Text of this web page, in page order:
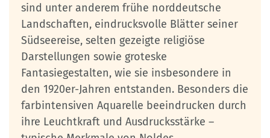
sind unter anderem frühe norddeutsche
Landschaften, eindrucksvolle Blätter seiner
Südseereise, selten gezeigte religiöse
Darstellungen sowie groteske
Fantasiegestalten, wie sie insbesondere in
den 1920er-Jahren entstanden. Besonders die
farbintensiven Aquarelle beeindrucken durch
ihre Leuchtkraft und Ausdrucksstärke –